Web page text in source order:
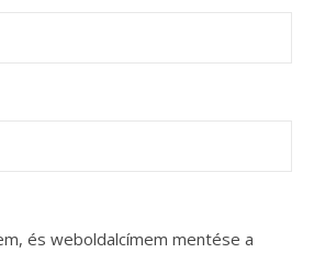
és weboldalcímem mentése a